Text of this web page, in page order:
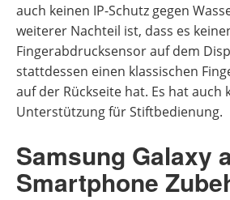
auch keinen IP-Schutz gegen
weiterer Nachteil ist, dass es
Fingerabdrucksensor auf dem
stattdessen einen klassischen
auf der Rückseite hat. Es hat auch
Unterstützung für Stiftbedienung.
Samsung Galaxy
Smartphone